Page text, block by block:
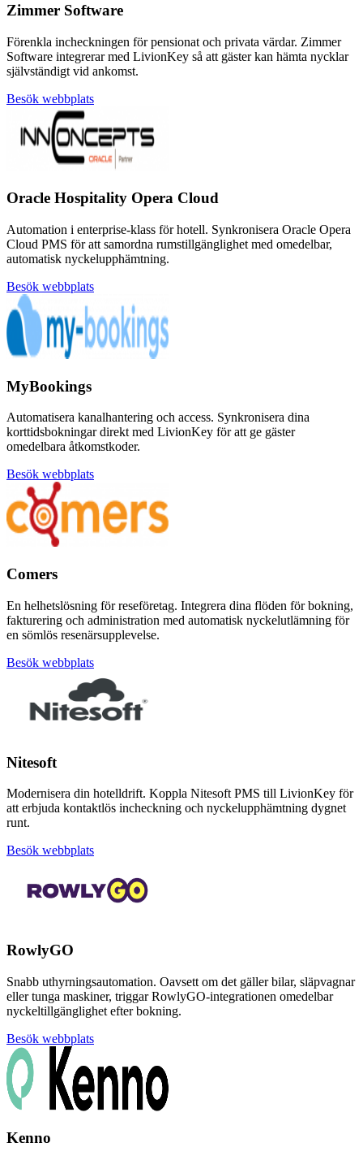
Zimmer Software
Förenkla incheckningen för pensionat och privata värdar. Zimmer
Software integrerar med LivionKey så att gäster kan hämta nycklar
självständigt vid ankomst.
Besök webbplats
Oracle Hospitality Opera Cloud
Automation i enterprise-klass för hotell. Synkronisera Oracle Opera
Cloud PMS för att samordna rumstillgänglighet med omedelbar,
automatisk nyckelupphämtning.
Besök webbplats
MyBookings
Automatisera kanalhantering och access. Synkronisera dina
korttidsbokningar direkt med LivionKey för att ge gäster
omedelbara åtkomstkoder.
Besök webbplats
Comers
En helhetslösning för reseföretag. Integrera dina flöden för bokning,
fakturering och administration med automatisk nyckelutlämning för
en sömlös resenärsupplevelse.
Besök webbplats
Nitesoft
Modernisera din hotelldrift. Koppla Nitesoft PMS till LivionKey för
att erbjuda kontaktlös incheckning och nyckelupphämtning dygnet
runt.
Besök webbplats
RowlyGO
Snabb uthyrningsautomation. Oavsett om det gäller bilar, släpvagnar
eller tunga maskiner, triggar RowlyGO-integrationen omedelbar
nyckeltillgänglighet efter bokning.
Besök webbplats
Kenno